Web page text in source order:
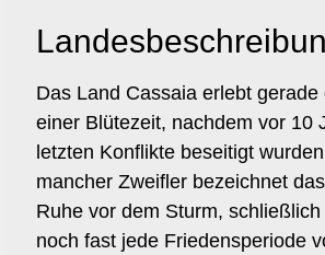
Das Land Cassaia erlebt gerade
einer Blütezeit, nachdem vor 10
letzten Konflikte beseitigt
mancher Zweifler bezeichnet
Ruhe vor dem Sturm,
noch fast jede Friedensperiode